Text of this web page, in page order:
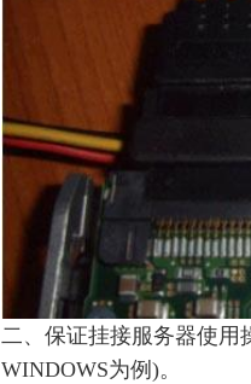
二、保证挂接服务器使用
WINDOWS为例)。